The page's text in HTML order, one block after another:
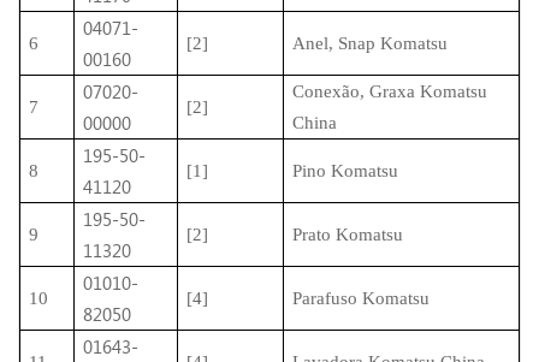
6
04071-
00160
[2] Anel, Snap Komatsu
7
07020-
00000
[2]
Conexão, Graxa Komatsu
China
8
195-50-
41120
[1] Pino Komatsu
9
195-50-
11320
[2] Prato Komatsu
10
01010-
82050
[4] Parafuso Komatsu
01643-